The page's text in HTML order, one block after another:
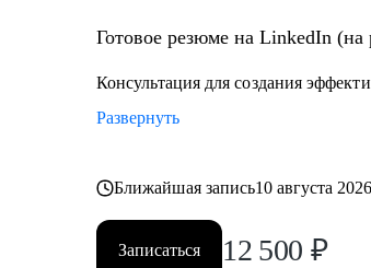
Готовое резюме на LinkedIn
Консультация для создания
Развернуть
Ближайшая запись10 августа 2026
Записаться 12 500 ₽